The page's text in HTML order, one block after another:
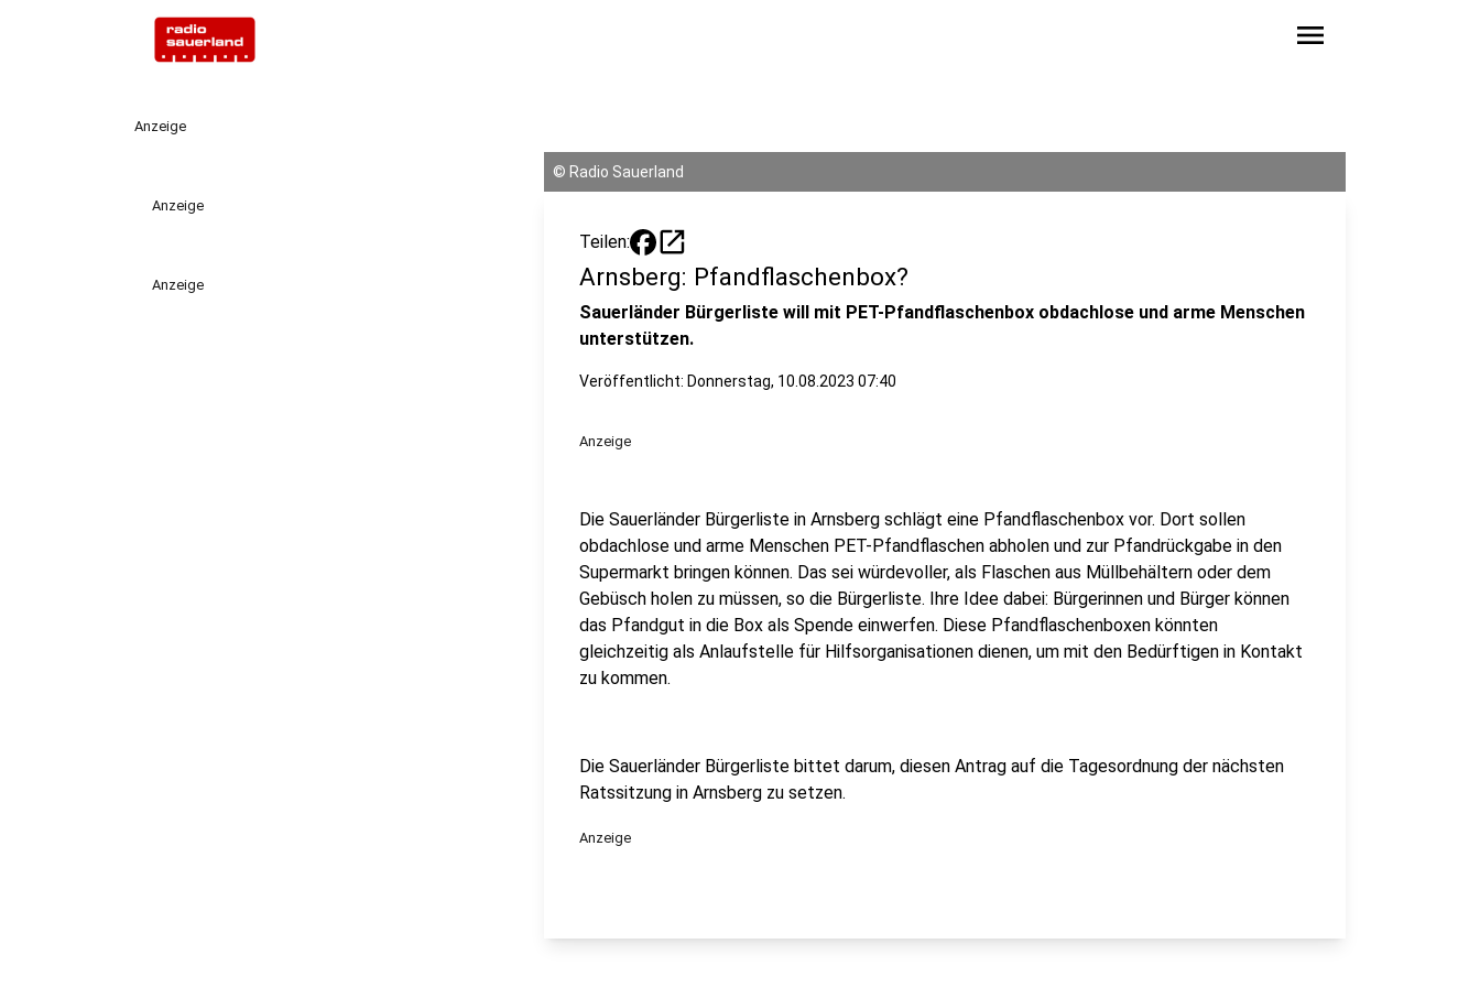
menu
Anzeige
Anzeige
Anzeige
© Radio Sauerland
Teilen: open_in_new
Arnsberg: Pfandflaschenbox?
Sauerländer Bürgerliste will mit PET-Pfandflaschenbox obdachlose und arme Menschen
unterstützen.
Veröffentlicht: Donnerstag, 10.08.2023 07:40
Anzeige
Die Sauerländer Bürgerliste in Arnsberg schlägt eine Pfandflaschenbox vor. Dort sollen
obdachlose und arme Menschen PET-Pfandflaschen abholen und zur Pfandrückgabe in den
Supermarkt bringen können. Das sei würdevoller, als Flaschen aus Müllbehältern oder dem
Gebüsch holen zu müssen, so die Bürgerliste. Ihre Idee dabei: Bürgerinnen und Bürger können
das Pfandgut in die Box als Spende einwerfen. Diese Pfandflaschenboxen könnten
gleichzeitig als Anlaufstelle für Hilfsorganisationen dienen, um mit den Bedürftigen in Kontakt
zu kommen.
Die Sauerländer Bürgerliste bittet darum, diesen Antrag auf die Tagesordnung der nächsten
Ratssitzung in Arnsberg zu setzen.
Anzeige